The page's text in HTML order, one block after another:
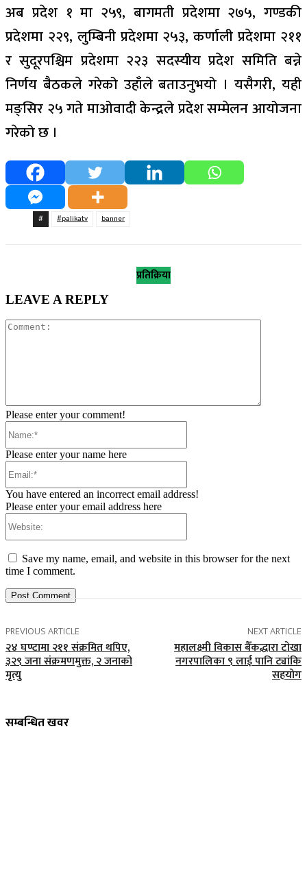
अब प्रदेश १ मा २५९, बागमती प्रदेशमा २७५, गण्डकी
प्रदेशमा २२९, लुम्बिनी प्रदेशमा २५३, कर्णाली प्रदेशमा २११
र सुदूरपश्चिम प्रदेशमा २२३ सदस्यीय प्रदेश समिति बन्ने
निर्णय बैठकले गरेको उहाँले बताउनुभयो । यसैगरी, यही
मङ्सिर २५ गते माओवादी केन्द्रले प्रदेश सम्मेलन आयोजना
गरेको छ ।
# #palikatv banner
प्रतिक्रिया
LEAVE A REPLY
Please enter your comment!
Please enter your name here
You have entered an incorrect email address!
Please enter your email address here
Save my name, email, and website in this browser for the next
time I comment.
PREVIOUS ARTICLE
२४ घण्टामा २११ संक्रमित थपिए,
३२९ जना संक्रमणमुक्त, २ जनाको
मृत्यु
NEXT ARTICLE
महालक्ष्मी विकास बैँकद्धारा टोखा
नगरपालिका ९ लाई पानि ट्यांकि
सहयोग
सम्बन्धित खवर